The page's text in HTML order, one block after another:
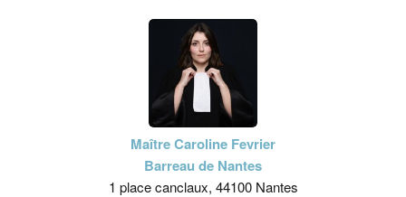
Maître Caroline Fevrier
Barreau de Nantes
1 place canclaux, 44100 Nantes